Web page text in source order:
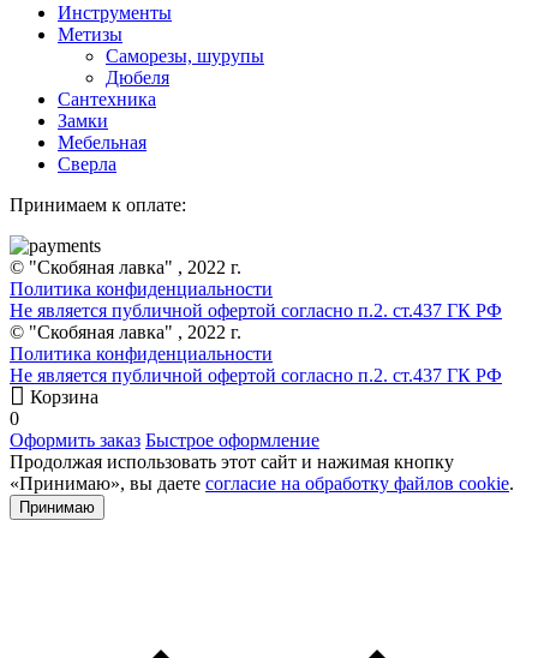
Инструменты
Метизы
Саморезы, шурупы
Дюбеля
Сантехника
Замки
Мебельная
Сверла
Принимаем к оплате:
© "Скобяная лавка" , 2022 г.
Политика конфиденциальности
Не является публичной офертой согласно п.2. ст.437 ГК РФ
© "Скобяная лавка" , 2022 г.
Политика конфиденциальности
Не является публичной офертой согласно п.2. ст.437 ГК РФ
Корзина
0
Оформить заказ Быстрое оформление
Продолжая использовать этот сайт и нажимая кнопку
«Принимаю», вы даете согласие на обработку файлов cookie.
Принимаю